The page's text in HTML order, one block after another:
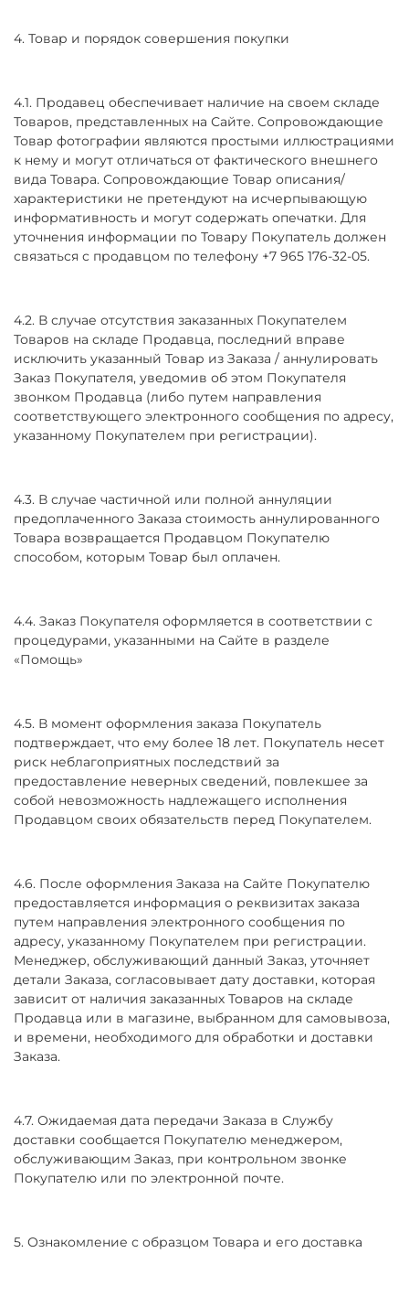
4. Товар и порядок совершения покупки
4.1. Продавец обеспечивает наличие на своем складе
Товаров, представленных на Сайте. Сопровождающие
Товар фотографии являются простыми иллюстрациями
к нему и могут отличаться от фактического внешнего
вида Товара. Сопровождающие Товар описания/
характеристики не претендуют на исчерпывающую
информативность и могут содержать опечатки. Для
уточнения информации по Товару Покупатель должен
связаться с продавцом по телефону +7 965 176-32-05.
4.2. В случае отсутствия заказанных Покупателем
Товаров на складе Продавца, последний вправе
исключить указанный Товар из Заказа / аннулировать
Заказ Покупателя, уведомив об этом Покупателя
звонком Продавца (либо путем направления
соответствующего электронного сообщения по адресу,
указанному Покупателем при регистрации).
4.3. В случае частичной или полной аннуляции
предоплаченного Заказа стоимость аннулированного
Товара возвращается Продавцом Покупателю
способом, которым Товар был оплачен.
4.4. Заказ Покупателя оформляется в соответствии с
процедурами, указанными на Сайте в разделе
«Помощь»
4.5. В момент оформления заказа Покупатель
подтверждает, что ему более 18 лет. Покупатель несет
риск неблагоприятных последствий за
предоставление неверных сведений, повлекшее за
собой невозможность надлежащего исполнения
Продавцом своих обязательств перед Покупателем.
4.6. После оформления Заказа на Сайте Покупателю
предоставляется информация о реквизитах заказа
путем направления электронного сообщения по
адресу, указанному Покупателем при регистрации.
Менеджер, обслуживающий данный Заказ, уточняет
детали Заказа, согласовывает дату доставки, которая
зависит от наличия заказанных Товаров на складе
Продавца или в магазине, выбранном для самовывоза,
и времени, необходимого для обработки и доставки
Заказа.
4.7. Ожидаемая дата передачи Заказа в Службу
доставки сообщается Покупателю менеджером,
обслуживающим Заказ, при контрольном звонке
Покупателю или по электронной почте.
5. Ознакомление с образцом Товара и его доставка